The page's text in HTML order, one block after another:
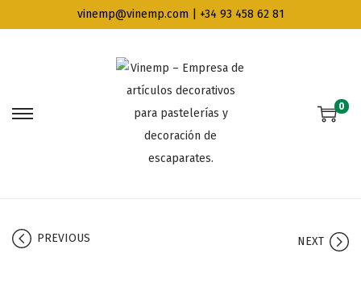
vinemp@vinemp.com | +34 93 458 62 81
0
PREVIOUS NEXT